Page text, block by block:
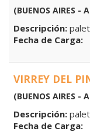
(BUENOS AIRES
Descripción:
Fecha de Carga:
VIRREY DEL
(BUENOS AIRES
Descripción:
Fecha de Carga: